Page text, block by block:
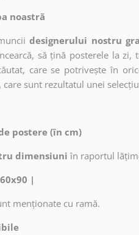
noastră
designerului nostru
să țină posterele la
care se potrivește în
sunt rezultatul unei
postere (în cm)
dimensiuni în raportul
|
menționate cu ramă.